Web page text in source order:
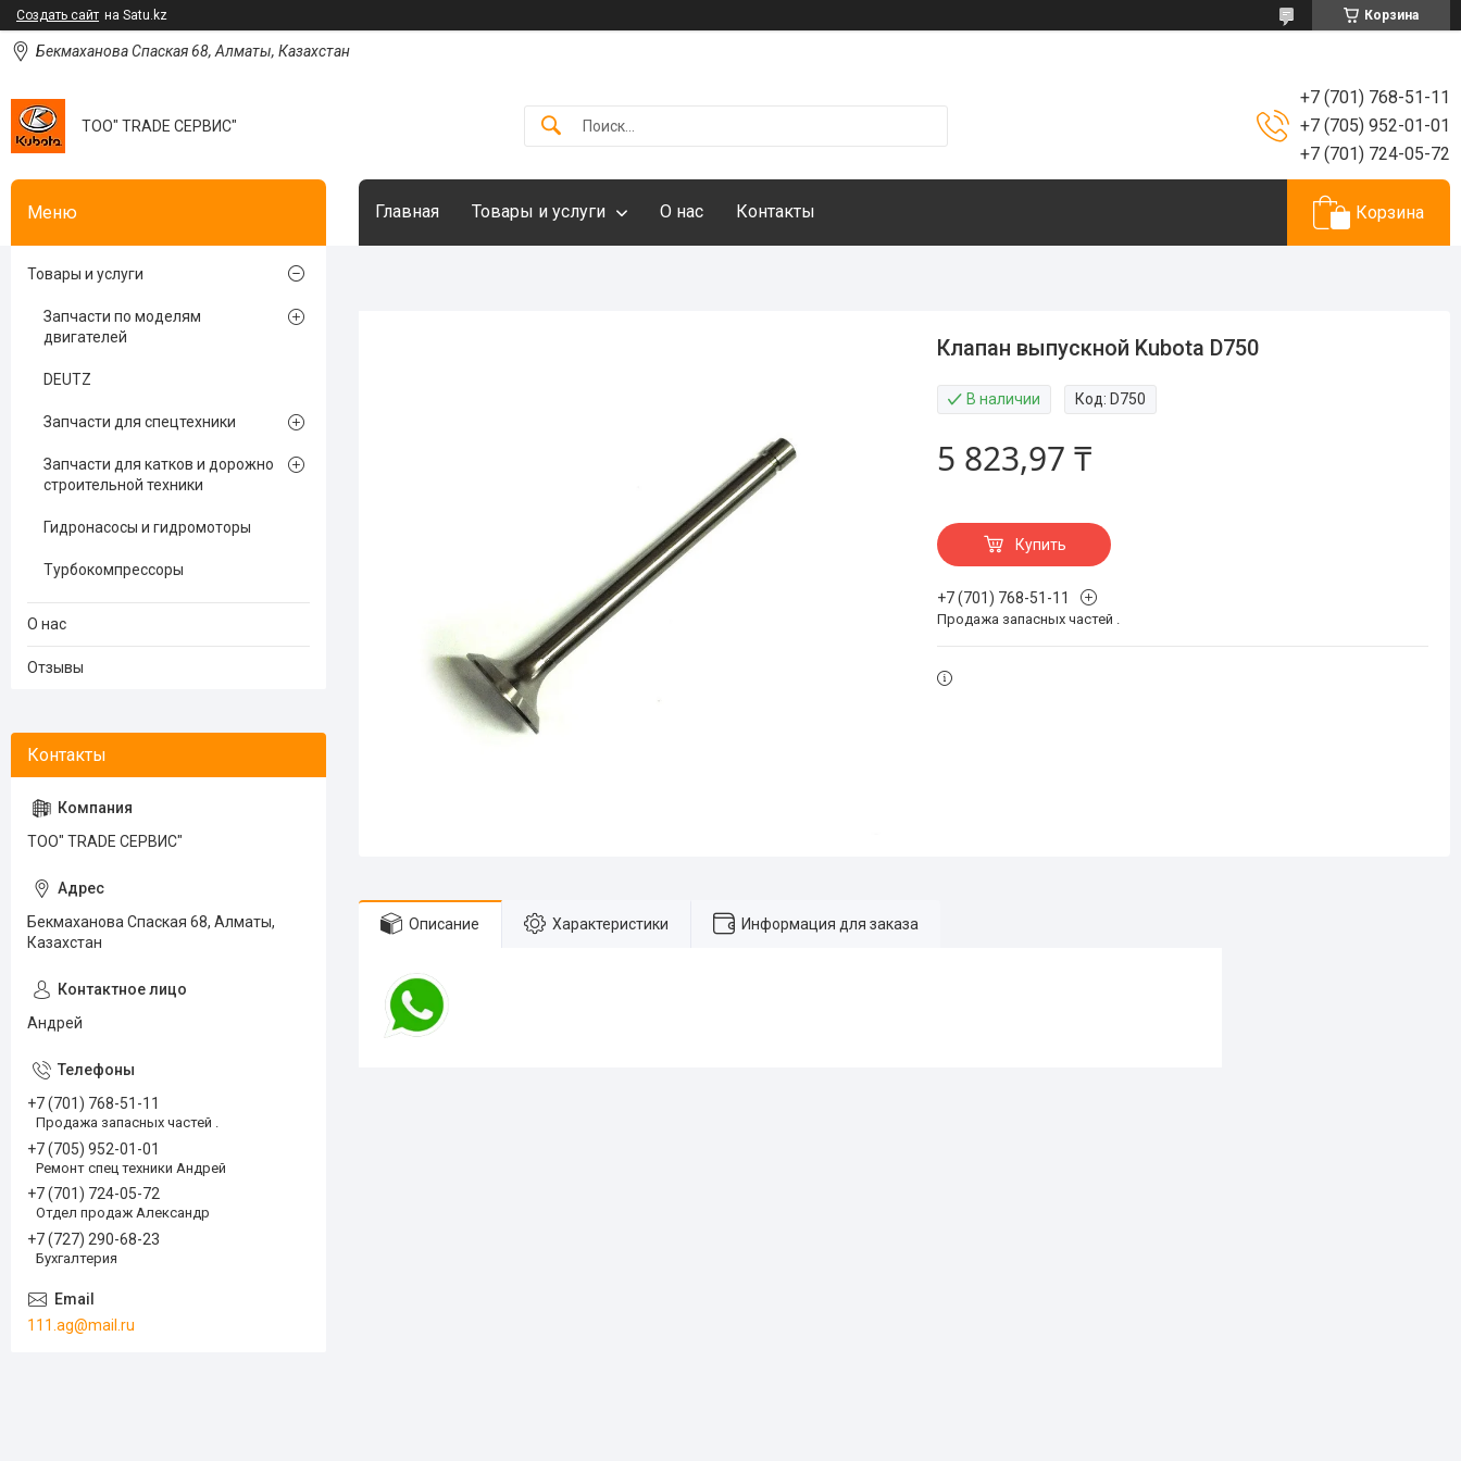
Создать сайт на Satu.kz Корзина
Бекмаханова Спаская 68, Алматы, Казахстан
ТОО" TRADE СЕРВИС"
+7 (701) 768-51-11
+7 (705) 952-01-01
+7 (701) 724-05-72
Главная Товары и услуги О нас Контакты Корзина
Клапан выпускной Kubota D750
В наличии Код: D750
5 823,97 ₸
Купить
+7 (701) 768-51-11
Продажа запасных частей .
Описание Характеристики Информация для заказа
Товары и услуги
Запчасти по моделям
двигателей
DEUTZ
Запчасти для спецтехники
Запчасти для катков и дорожно
строительной техники
Гидронасосы и гидромоторы
Турбокомпрессоры
О нас
Отзывы
ТОО" TRADE СЕРВИС"
Бекмаханова Спаская 68, Алматы,
Казахстан
Андрей
+7 (701) 768-51-11
Продажа запасных частей .
+7 (705) 952-01-01
Ремонт спец техники Андрей
+7 (701) 724-05-72
Отдел продаж Александр
+7 (727) 290-68-23
Бухгалтерия
111.ag@mail.ru